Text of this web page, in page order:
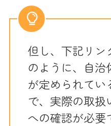
但し、下記リン
のように、自
が定められてい
で、実際の取
への確認が必要